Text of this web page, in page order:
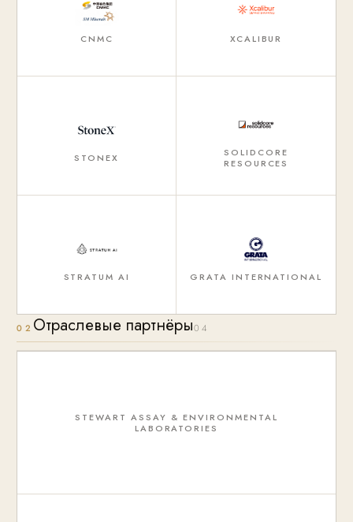
CNMC XCALIBUR
STONEX
SOLIDCORE
RESOURCES
STRATUM AI GRATA INTERNATIONAL
02 Отраслевые партнёры04